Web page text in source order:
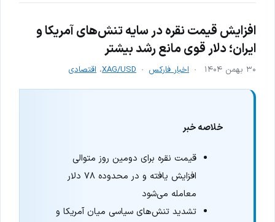
افزایش قیمت نقره در سایه تنش‌های آمریکا و
ایران؛ دلار قوی مانع رشد بیشتر
۳۰ بهمن ۱۴۰۴ اخبار فارکس XAG/USD، اقتصادی
خلاصه خبر
قیمت نقره برای دومین روز متوالی
افزایش یافته و در محدوده ۷۸ دلار
معامله می‌شود
تشدید تنش‌های سیاسی میان آمریکا و